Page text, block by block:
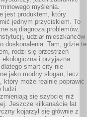
myślenia.
jest produktem, który
jednym przyciskiem. To
są diagnoza problemów,
udział mieszkańców
doskonalenia. Tam, gdzie te
rodzi się przestrzeń
ekologiczna i przyjazna
dlatego smart city nie
jako modny slogan, lecz
który może realnie poprawić
ludzi.
się szybciej niż
Jeszcze kilkanaście lat
kojarzył się głównie z